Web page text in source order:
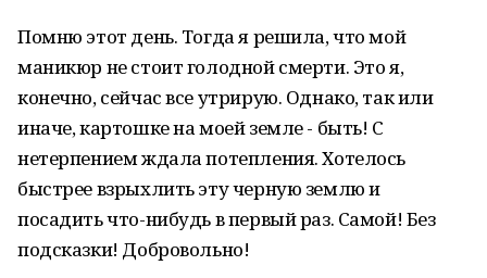
Помню этот день. Тогда я решила, что мой
маникюр не стоит голодной смерти. Это я,
конечно, сейчас все утрирую. Однако, так или
иначе, картошке на моей земле - быть! С
нетерпением ждала потепления. Хотелось
быстрее взрыхлить эту черную землю и
посадить что-нибудь в первый раз. Самой! Без
подсказки! Добровольно!